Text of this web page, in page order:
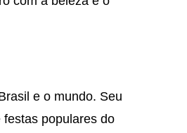
e o mundo. Seu
populares do